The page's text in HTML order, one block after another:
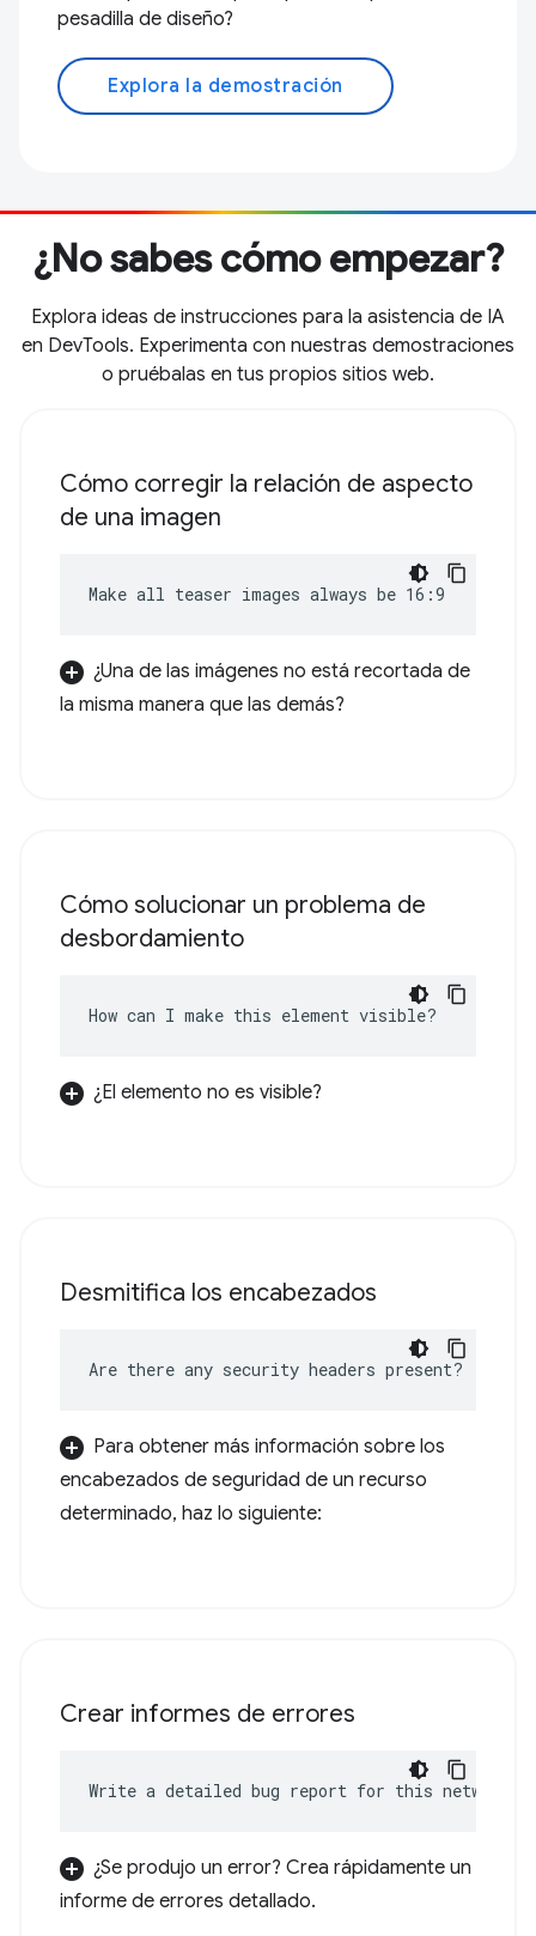
pesadilla de diseño?
Explora la demostración
¿No sabes cómo empezar?
Explora ideas de instrucciones para la asistencia de IA
en DevTools. Experimenta con nuestras demostraciones
o pruébalas en tus propios sitios web.
Cómo corregir la relación de aspecto
de una imagen
Make all teaser images always be 16:9
¿Una de las imágenes no está recortada de
la misma manera que las demás?
Cómo solucionar un problema de
desbordamiento
How can I make this element visible?
¿El elemento no es visible?
Desmitifica los encabezados
Are there any security headers present?
Para obtener más información sobre los
encabezados de seguridad de un recurso
determinado, haz lo siguiente:
Crear informes de errores
Write a detailed bug report for this network
¿Se produjo un error? Crea rápidamente un
informe de errores detallado.